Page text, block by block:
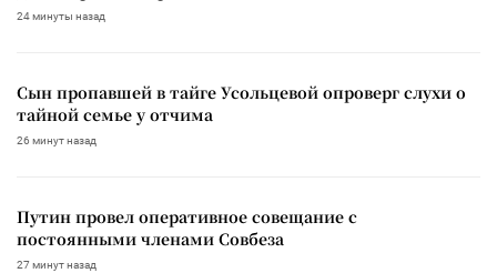
24 минуты назад
Сын пропавшей в тайге Усольцевой опроверг слухи о
тайной семье у отчима
26 минут назад
Путин провел оперативное совещание с
постоянными членами Совбеза
27 минут назад